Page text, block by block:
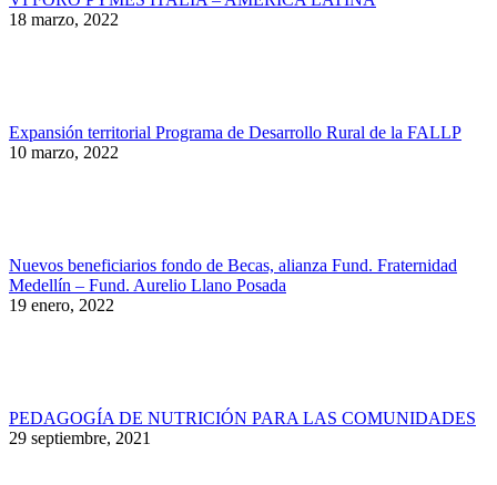
18 marzo, 2022
Expansión territorial Programa de Desarrollo Rural de la FALLP
10 marzo, 2022
Nuevos beneficiarios fondo de Becas, alianza Fund. Fraternidad
Medellín – Fund. Aurelio Llano Posada
19 enero, 2022
PEDAGOGÍA DE NUTRICIÓN PARA LAS COMUNIDADES
29 septiembre, 2021